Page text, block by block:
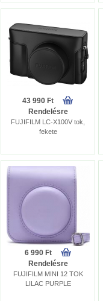
43 990 Ft
Rendelésre
FUJIFILM LC-X100V tok,
fekete
6 990 Ft
Rendelésre
FUJIFILM MINI 12 TOK
LILAC PURPLE